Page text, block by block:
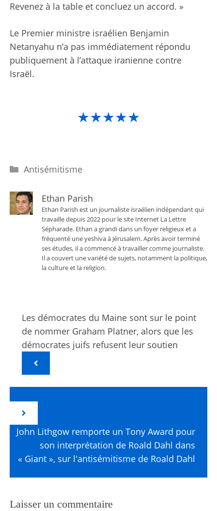
Revenez à la table et concluez un accord. »
Le Premier ministre israélien Benjamin
Netanyahu n’a pas immédiatement répondu
publiquement à l’attaque iranienne contre
Israël.
★★★★★
Catégories
Antisémitisme
Ethan Parish
Ethan Parish est un journaliste israélien indépendant qui
travaille depuis 2022 pour le site Internet La Lettre
Sépharade. Ethan a grandi dans un foyer religieux et a
fréquenté une yeshiva à Jérusalem. Après avoir terminé
ses études, il a commencé à travailler comme journaliste.
Il a couvert une variété de sujets, notamment la politique,
la culture et la religion.
Les démocrates du Maine sont sur le point
de nommer Graham Platner, alors que les
démocrates juifs refusent leur soutien
John Lithgow remporte un Tony Award pour
son interprétation de Roald Dahl dans
« Giant », sur l'antisémitisme de Roald Dahl
Laisser un commentaire